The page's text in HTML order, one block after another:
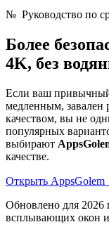
№ Руководство по
Более
4K, без
Если ваш привычный
медленным, завален
качеством, вы не
популярных
выбирают
качестве.
Открыть AppsGolem
Обновлено для 2026
всплывающих окон и